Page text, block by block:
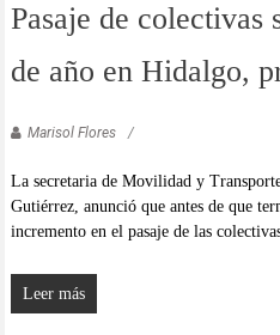
Pasaje de colectivas
de año en Hidalgo,
Marisol Flores
La secretaria de Movilidad y
Gutiérrez, anunció que antes de que
incremento en el pasaje de las
Leer más